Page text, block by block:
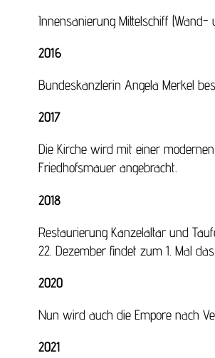
Innensanierung Mittelschiff (Wand-
2016
Bundeskanzlerin Angela Merkel
2017
Die Kirche wird mit einer
Friedhofsmauer angebracht.
2018
Restaurierung Kanzelaltar und
22. Dezember findet zum 1. Mal
2020
Nun wird auch die Empore nach
2021